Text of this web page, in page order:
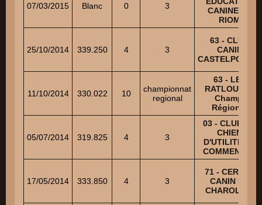
07/03/2015 Blanc 0 3
CANINE DE
RIOM
25/10/2014 339.250 4 3
63 - CLUB
CANIN
CASTELPONTIN
11/10/2014 330.022 10
championnat
regional
63 - LES
RATLOUPS -
Champ.
Régional
05/07/2014 319.825 4 3
03 - CLUB DU
CHIEN
D'UTILITE DE
COMMENTRY
17/05/2014 333.850 4 3
71 - CERCLE
CANIN DU
CHAROLAIS